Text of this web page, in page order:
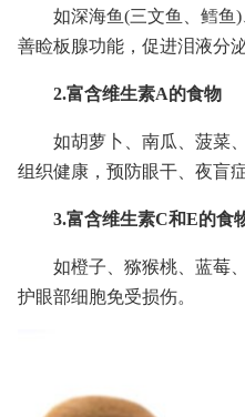
如深海鱼(三文鱼、鳕鱼
善睑板腺功能，促进泪液分泌
2.富含维生素A的食物
如胡萝卜、南瓜、菠菜
组织健康，预防眼干、夜盲症
3.富含维生素C和E的食
如橙子、猕猴桃、蓝莓
护眼部细胞免受损伤。